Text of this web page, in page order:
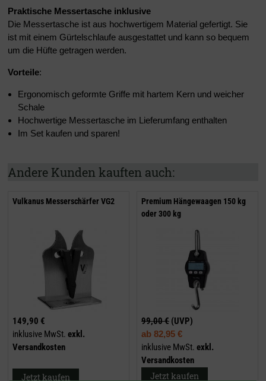
Praktische Messertasche inklusive
Die Messertasche ist aus hochwertigem Material gefertigt. Sie
ist mit einem Gürtelschlaufe ausgestattet und kann so bequem
um die Hüfte getragen werden.
Vorteile:
Ergonomisch geformte Griffe mit hartem Kern und weicher
Schale
Hochwertige Messertasche im Lieferumfang enthalten
Im Set kaufen und sparen!
Andere Kunden kauften auch:
Vulkanus Messerschärfer VG2
149,90 €
inklusive MwSt. exkl.
Versandkosten
Jetzt kaufen
Premium Hängewaagen 150 kg
oder 300 kg
99,00 € (UVP)
ab 82,95 €
inklusive MwSt. exkl.
Versandkosten
Jetzt kaufen